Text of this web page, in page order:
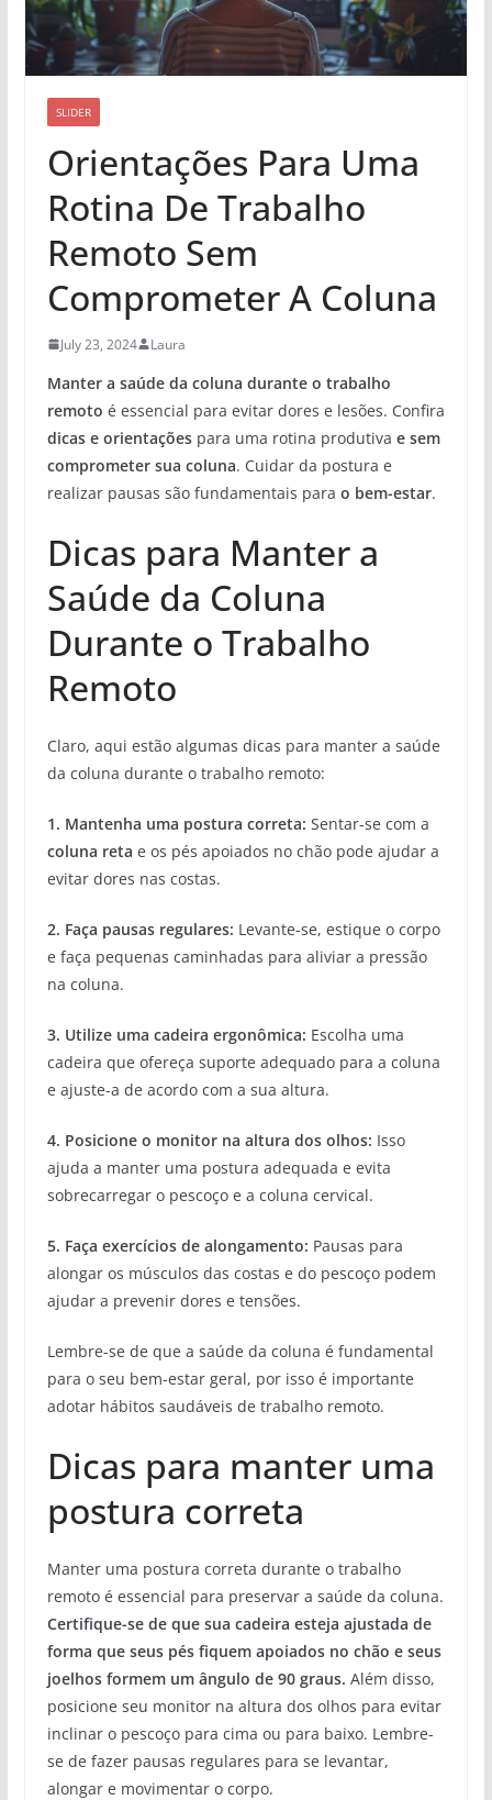
SLIDER
Orientações Para Uma
Rotina De Trabalho
Remoto Sem
Comprometer A Coluna
July 23, 2024 Laura
Manter a saúde da coluna durante o trabalho
remoto é essencial para evitar dores e lesões. Confira
dicas e orientaçõespara uma rotina produtiva e sem
comprometer sua coluna. Cuidar da postura e
realizar pausas são fundamentais para o bem-estar.
Dicas para Manter a
Saúde da Coluna
Durante o Trabalho
Remoto
Claro, aqui estão algumas dicas para manter a saúde
da coluna durante o trabalho remoto:
1. Mantenha uma postura correta: Sentar-se com a
coluna reta e os pés apoiados no chão pode ajudar a
evitar dores nas costas.
2. Faça pausas regulares: Levante-se, estique o corpo
e faça pequenas caminhadas para aliviar a pressão
na coluna.
3. Utilize uma cadeira ergonômica: Escolha uma
cadeira que ofereça suporte adequado para a coluna
e ajuste-a de acordo com a sua altura.
4. Posicione o monitor na altura dos olhos: Isso
ajuda a manter uma postura adequada e evita
sobrecarregar o pescoço e a coluna cervical.
5. Faça exercícios de alongamento: Pausas para
alongar os músculos das costas e do pescoço podem
ajudar a prevenir dores e tensões.
Lembre-se de que a saúde da coluna é fundamental
para o seu bem-estar geral, por isso é importante
adotar hábitos saudáveis de trabalho remoto.
Dicas para manter uma
postura correta
Manter uma postura correta durante o trabalho
remoto é essencial para preservar a saúde da coluna.
Certifique-se de que sua cadeira esteja ajustada de
forma que seus pés fiquem apoiados no chão e seus
joelhos formem um ângulo de 90 graus. Além disso,
posicione seu monitor na altura dos olhos para evitar
inclinar o pescoço para cima ou para baixo. Lembre-
se de fazer pausas regulares para se levantar,
alongar e movimentar o corpo.